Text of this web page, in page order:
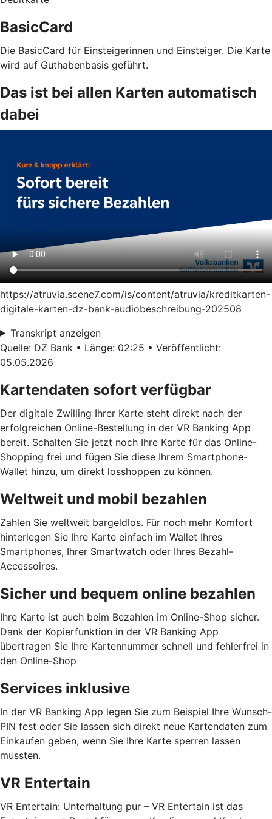
BasicCard
Die BasicCard für Einsteigerinnen und Einsteiger. Die Karte
wird auf Guthabenbasis geführt.
Das ist bei allen Karten automatisch
dabei
https://atruvia.scene7.com/is/content/atruvia/kreditkarten-
digitale-karten-dz-bank-audiobeschreibung-202508
Transkript anzeigen
Quelle: DZ Bank • Länge: 02:25 • Veröffentlicht:
05.05.2026
Kartendaten sofort verfügbar
Der digitale Zwilling Ihrer Karte steht direkt nach der
erfolgreichen Online-Bestellung in der VR Banking App
bereit. Schalten Sie jetzt noch Ihre Karte für das Online-
Shopping frei und fügen Sie diese Ihrem Smartphone-
Wallet hinzu, um direkt losshoppen zu können.
Weltweit und mobil bezahlen
Zahlen Sie weltweit bargeldlos. Für noch mehr Komfort
hinterlegen Sie Ihre Karte einfach im Wallet Ihres
Smartphones, Ihrer Smartwatch oder Ihres Bezahl-
Accessoires.
Sicher und bequem online bezahlen
Ihre Karte ist auch beim Bezahlen im Online-Shop sicher.
Dank der Kopierfunktion in der VR Banking App
übertragen Sie Ihre Kartennummer schnell und fehlerfrei in
den Online-Shop
Services inklusive
In der VR Banking App legen Sie zum Beispiel Ihre Wunsch-
PIN fest oder Sie lassen sich direkt neue Kartendaten zum
Einkaufen geben, wenn Sie Ihre Karte sperren lassen
mussten.
VR Entertain
VR Entertain: Unterhaltung pur – VR Entertain ist das